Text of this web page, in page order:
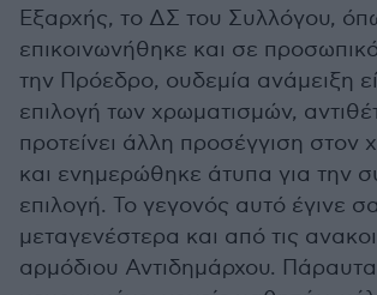
Εξαρχής, το ΔΣ του Συλλόγου,
επικοινωνήθηκε και σε
την Πρόεδρο, ουδεμία ανάμειξη
επιλογή των χρωματισμών,
προτείνει άλλη προσέγγιση στον
και ενημερώθηκε άτυπα για την
επιλογή. Το γεγονός αυτό έγινε
μεταγενέστερα και από τις
αρμόδιου Αντιδημάρχου. Πάραυτα